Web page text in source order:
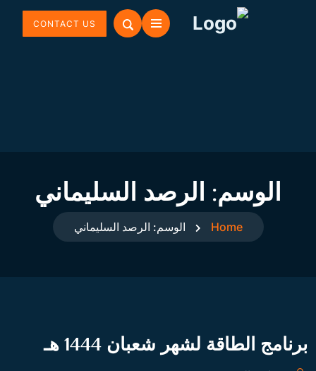
CONTACT US
الوسم: الرصد السليماني
Home الوسم: الرصد السليماني
برنامج الطاقة لشهر شعبان 1444 هـ